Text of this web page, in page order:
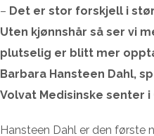
– Det er stor forskjell i
Uten kjønnshår så ser vi
plutselig er blitt mer
Barbara Hansteen Dahl,
Volvat Medisinske senter i
Hansteen Dahl er den første